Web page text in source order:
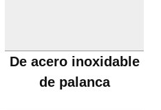
De acero inoxidable
de palanca